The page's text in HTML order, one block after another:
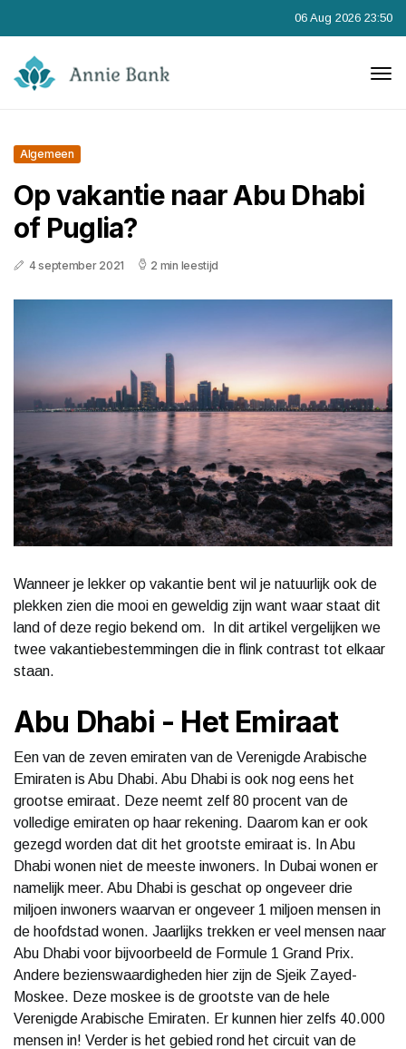
06 Aug 2026 23:50
Algemeen
Op vakantie naar Abu Dhabi
of Puglia?
4 september 2021 2 min leestijd
Wanneer je lekker op vakantie bent wil je natuurlijk ook de
plekken zien die mooi en geweldig zijn want waar staat dit
land of deze regio bekend om. In dit artikel vergelijken we
twee vakantiebestemmingen die in flink contrast tot elkaar
staan.
Abu Dhabi - Het Emiraat
Een van de zeven emiraten van de Verenigde Arabische
Emiraten is Abu Dhabi. Abu Dhabi is ook nog eens het
grootse emiraat. Deze neemt zelf 80 procent van de
volledige emiraten op haar rekening. Daarom kan er ook
gezegd worden dat dit het grootste emiraat is. In Abu
Dhabi wonen niet de meeste inwoners. In Dubai wonen er
namelijk meer. Abu Dhabi is geschat op ongeveer drie
miljoen inwoners waarvan er ongeveer 1 miljoen mensen in
de hoofdstad wonen. Jaarlijks trekken er veel mensen naar
Abu Dhabi voor bijvoorbeeld de Formule 1 Grand Prix.
Andere bezienswaardigheden hier zijn de Sjeik Zayed-
Moskee. Deze moskee is de grootste van de hele
Verenigde Arabische Emiraten. Er kunnen hier zelfs 40.000
mensen in! Verder is het gebied rond het circuit van de